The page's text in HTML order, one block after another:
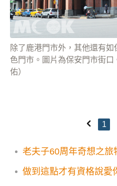
除了鹿港門市外，其他還有
色門市。圖片為保安門市街
佑）
1
老夫子60周年奇想之旅
做到這點才有資格說愛